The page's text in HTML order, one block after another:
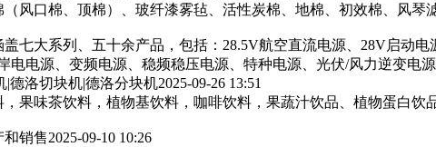
风口棉、顶棉）、玻纤漆雾毡、活性炭棉、地棉、初效棉、风琴
七大系列、五十余产品，包括：28.5V航空直流电源、28V启动
电源、变频电源、稳频稳压电源、特种电源、光伏/风力逆变电
|德洛切块机|德洛分块机2025-09-26 13:51
果味茶饮料，植物基饮料，咖啡饮料，果蔬汁饮品、植物蛋白
销售2025-09-10 10:26